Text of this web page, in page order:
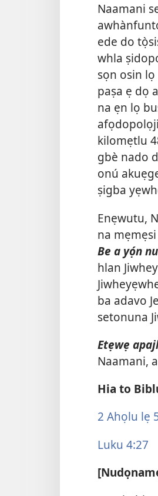
Naamani
ede do
whla
sọn osin
paṣa ẹ dọ
na ẹn lọ
kilomẹtlu
gbè nado
onú
ṣigba
Enẹwutu,
na
Be a yọ́n
hlan
ba adavo
setonuna
Etẹwẹ
Naamani,
Hia to
2 Ahọlu lẹ
Luku 4:27